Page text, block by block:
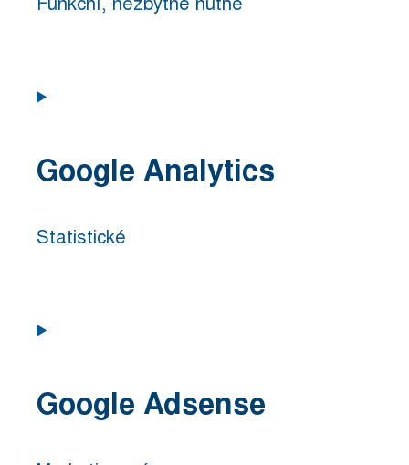
Consent
wordpress
Google Analytics
Statistické
Consent
google-
Google Adsense